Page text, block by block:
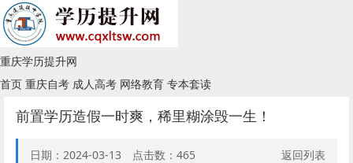
重庆学历提升网
首页 重庆自考 成人高考 网络教育 专本套读
前置学历造假一时爽，稀里糊涂毁一生！
日期：2024-03-13 点击数： 465 返回列表